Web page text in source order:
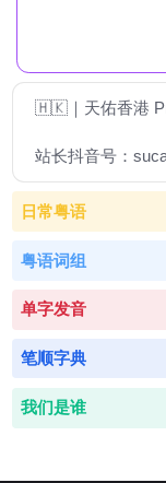
🇭🇰｜天佑香港
站长抖音号：
日常粤语
粤语词组
单字发音
笔顺字典
我们是谁